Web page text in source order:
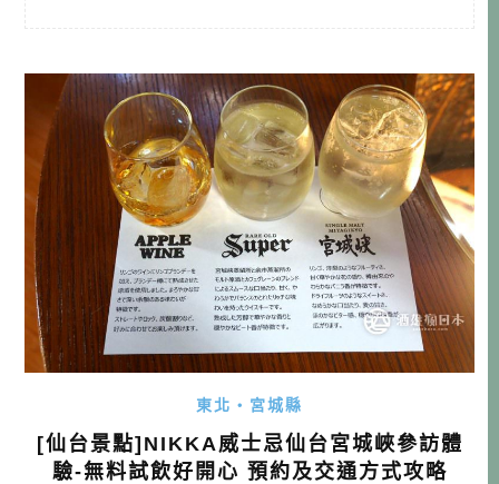
東北・宮城縣
[仙台景點]NIKKA威士忌仙台宮城峽參訪體
驗-無料試飲好開心 預約及交通方式攻略